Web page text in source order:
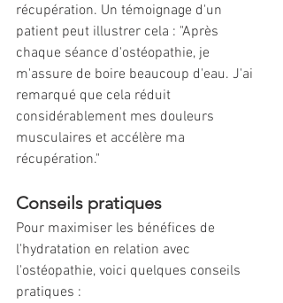
récupération. Un témoignage d'un
patient peut illustrer cela : "Après
chaque séance d'ostéopathie, je
m'assure de boire beaucoup d'eau. J'ai
remarqué que cela réduit
considérablement mes douleurs
musculaires et accélère ma
récupération."
Conseils pratiques
Pour maximiser les bénéfices de
l'hydratation en relation avec
l'ostéopathie, voici quelques conseils
pratiques :